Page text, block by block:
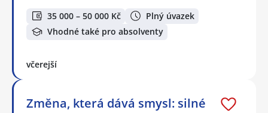
35 000 – 50 000 Kč
Plný úvazek
Vhodné také pro absolventy
včerejší
Změna, která dává smysl: silné